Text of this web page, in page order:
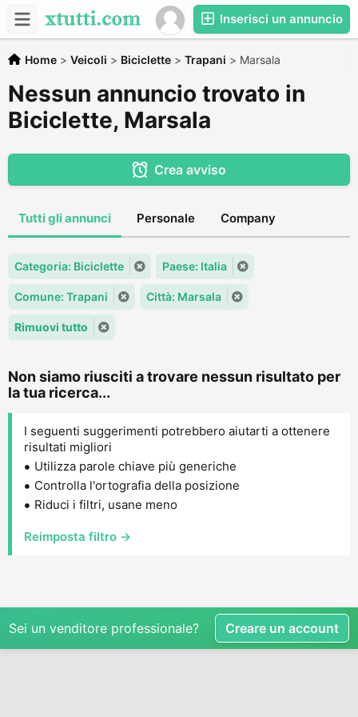
Inserisci un annuncio
Home > Veicoli > Biciclette > Trapani > Marsala
Nessun annuncio trovato in
Biciclette, Marsala
Crea avviso
Tutti gli annunci Personale Company
Categoria: Biciclette Paese: Italia
Comune: Trapani Città: Marsala
Rimuovi tutto
Non siamo riusciti a trovare nessun risultato per
la tua ricerca...
I seguenti suggerimenti potrebbero aiutarti a ottenere
risultati migliori
Utilizza parole chiave più generiche
Controlla l'ortografia della posizione
Riduci i filtri, usane meno
Reimposta filtro →
Sei un venditore professionale? Creare un account